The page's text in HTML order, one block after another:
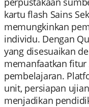
kartu flash Sains
memungkinkan
individu. Dengan
yang disesuaikan
memanfaatkan
pembelajaran.
unit, persiapan
menjadikan